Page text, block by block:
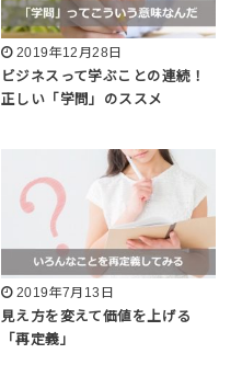
2019年12月28日
ビジネスって学ぶことの連続！
正しい「学問」のススメ
2019年7月13日
見え方を変えて価値を上げる
「再定義」